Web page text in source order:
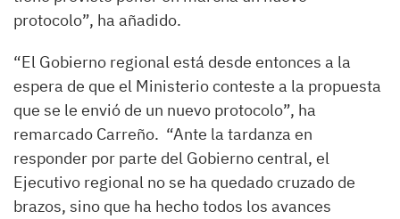
protocolo”, ha añadido.
“El Gobierno regional está desde entonces a la
espera de que el Ministerio conteste a la propuesta
que se le envió de un nuevo protocolo”, ha
remarcado Carreño. “Ante la tardanza en
responder por parte del Gobierno central, el
Ejecutivo regional no se ha quedado cruzado de
brazos, sino que ha hecho todos los avances